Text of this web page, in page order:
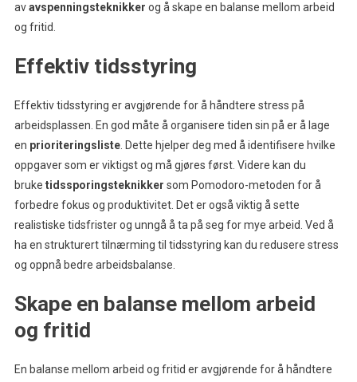
avavspenningsteknikker og å skape en balanse mellom arbeid
og fritid.
Effektiv tidsstyring
Effektiv tidsstyring er avgjørende for å håndtere stress på
arbeidsplassen. En god måte å organisere tiden sin på er å lage
en prioriteringsliste. Dette hjelper deg med å identifisere hvilke
oppgaver som er viktigst og må gjøres først. Videre kan du
bruke tidssporingsteknikker som Pomodoro-metoden for å
forbedre fokus og produktivitet. Det er også viktig å sette
realistiske tidsfrister og unngå å ta på seg for mye arbeid. Ved å
ha en strukturert tilnærming til tidsstyring kan du redusere stress
og oppnå bedre arbeidsbalanse.
Skape en balanse mellom arbeid
og fritid
En balanse mellom arbeid og fritid er avgjørende for å håndtere